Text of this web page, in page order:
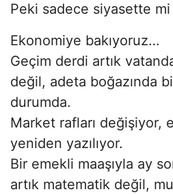
Peki sadece siyasette
Ekonomiye bakıyoruz…
Geçim derdi artık
değil, adeta boğazında
durumda.
Market rafları değişiyor,
yeniden yazılıyor.
Bir emekli maaşıyla ay
artık matematik değil,